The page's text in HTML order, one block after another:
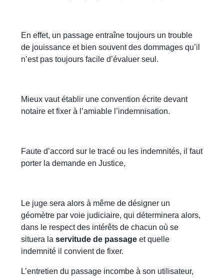
En effet, un passage entraîne toujours un trouble
de jouissance et bien souvent des dommages qu’il
n’est pas toujours facile d’évaluer seul.
Mieux vaut établir une convention écrite devant
notaire et fixer à l’amiable l’indemnisation.
Faute d’accord sur le tracé ou les indemnités, il faut
porter la demande en Justice,
Le juge sera alors à même de désigner un
géomètre par voie judiciaire, qui déterminera alors,
dans le respect des intérêts de chacun où se
situera laservitude de passage et quelle
indemnité il convient de fixer.
L’entretien du passage incombe à son utilisateur,